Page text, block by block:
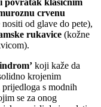
povratak klasičnim
crvenu
od glave do pete),
rukavice (kožne
koji kaže da
krojenim
s modnih
se za onog